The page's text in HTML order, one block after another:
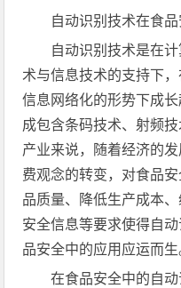
自动识别技术在食
自动识别技术是在
术与信息技术的支持下
信息网络化的形势下成
成包含条码技术、射频
产业来说，随着经济的
费观念的转变，对食品
品质量、降低生产成本
安全信息等要求使得自
品安全中的应用应运而生
在食品安全中的自